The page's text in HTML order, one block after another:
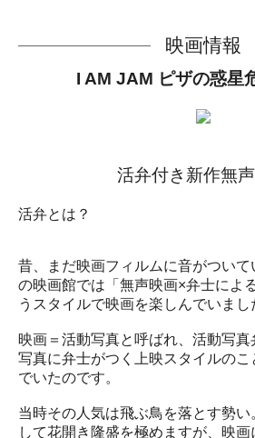
映画情報
I AM JAM ピザの惑星
活弁付き新作無
活弁とは？
昔、まだ映画フィルムに音がつい
の映画館では「無声映画×弁士によ
うスタイルで映画を楽しんでいまし
映画＝活動写真と呼ばれ、活動写
写真に弁士がつく上映スタイルの
でいたのです。
当時その人気は飛ぶ鳥を落とす勢い
して花開き隆盛を極めますが、映